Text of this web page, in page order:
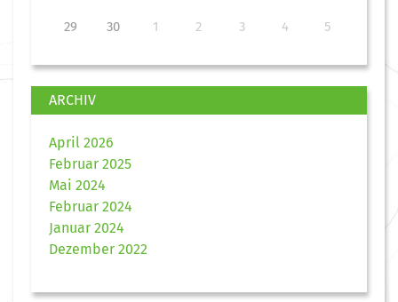
29 30 1 2 3 4 5
ARCHIV
April 2026
Februar 2025
Mai 2024
Februar 2024
Januar 2024
Dezember 2022